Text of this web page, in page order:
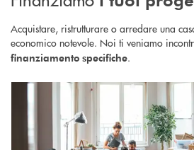
Acquistare, ristrutturare o arredare una
economico notevole. Noi ti veniamo
finanziamento specifiche.
Scopri di più Mutuo Casa : per